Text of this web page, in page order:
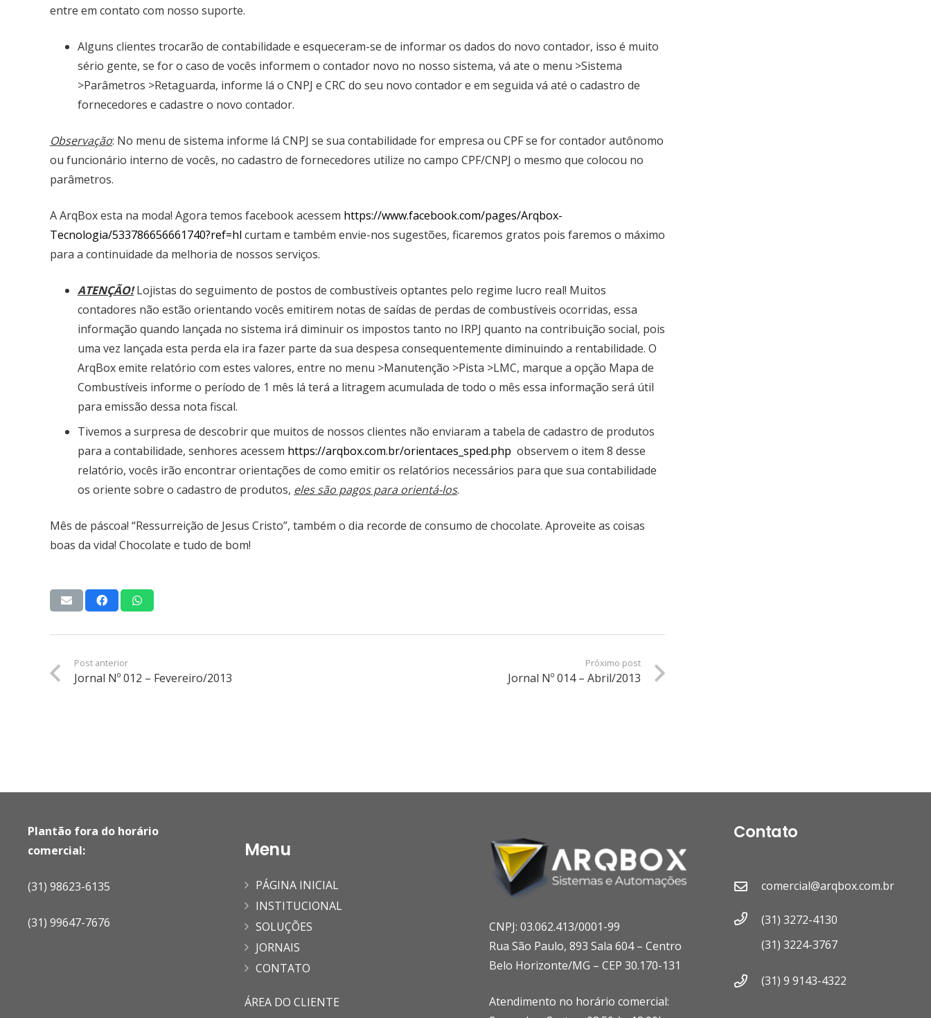
entre em contato com nosso suporte.
Alguns clientes trocarão de contabilidade e esqueceram-se de informar os dados do novo contador, isso é muito
sério gente, se for o caso de vocês informem o contador novo no nosso sistema, vá ate o menu >Sistema
>Parâmetros >Retaguarda, informe lá o CNPJ e CRC do seu novo contador e em seguida vá até o cadastro de
fornecedores e cadastre o novo contador.
Observação: No menu de sistema informe lá CNPJ se sua contabilidade for empresa ou CPF se for contador autônomo
ou funcionário interno de vocês, no cadastro de fornecedores utilize no campo CPF/CNPJ o mesmo que colocou no
parâmetros.
A ArqBox esta na moda! Agora temos facebook acessem https://www.facebook.com/pages/Arqbox-
Tecnologia/533786656661740?ref=hl curtam e também envie-nos sugestões, ficaremos gratos pois faremos o máximo
para a continuidade da melhoria de nossos serviços.
ATENÇÃO!Lojistas do seguimento de postos de combustíveis optantes pelo regime lucro real! Muitos
contadores não estão orientando vocês emitirem notas de saídas de perdas de combustíveis ocorridas, essa
informação quando lançada no sistema irá diminuir os impostos tanto no IRPJ quanto na contribuição social, pois
uma vez lançada esta perda ela ira fazer parte da sua despesa consequentemente diminuindo a rentabilidade. O
ArqBox emite relatório com estes valores, entre no menu >Manutenção >Pista >LMC, marque a opção Mapa de
Combustíveis informe o período de 1 mês lá terá a litragem acumulada de todo o mês essa informação será útil
para emissão dessa nota fiscal.
Tivemos a surpresa de descobrir que muitos de nossos clientes não enviaram a tabela de cadastro de produtos
para a contabilidade, senhores acessem https://arqbox.com.br/orientaces_sped.php observem o item 8 desse
relatório, vocês irão encontrar orientações de como emitir os relatórios necessários para que sua contabilidade
os oriente sobre o cadastro de produtos, eles são pagos para orientá-los.
Mês de páscoa! “Ressurreição de Jesus Cristo”, também o dia recorde de consumo de chocolate. Aproveite as coisas
boas da vida! Chocolate e tudo de bom!
Post anterior
Jornal Nº 012 – Fevereiro/2013
Próximo post
Jornal Nº 014 – Abril/2013
Plantão fora do horário
comercial:
(31) 98623-6135
(31) 99647-7676
Menu
PÁGINA INICIAL
INSTITUCIONAL
SOLUÇÕES
JORNAIS
CONTATO
ÁREA DO CLIENTE
CNPJ: 03.062.413/0001-99
Rua São Paulo, 893 Sala 604 – Centro
Belo Horizonte/MG – CEP 30.170-131
Atendimento no horário comercial:
Contato
comercial@arqbox.com.br
(31) 3272-4130
(31) 3224-3767
(31) 9 9143-4322